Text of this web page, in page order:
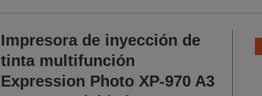
Impresora de inyección de
tinta multifunción
Expression Photo XP-970 A3